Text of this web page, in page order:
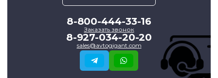
8-800-444-33-16
Заказать звонок
8-927-034-20-20
sales@avtogigant.com